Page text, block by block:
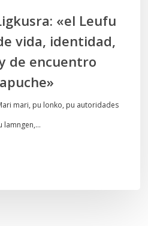
«el Leufu
vida, identidad,
de encuentro
mari, pu lonko, pu autoridades
lamngen,…